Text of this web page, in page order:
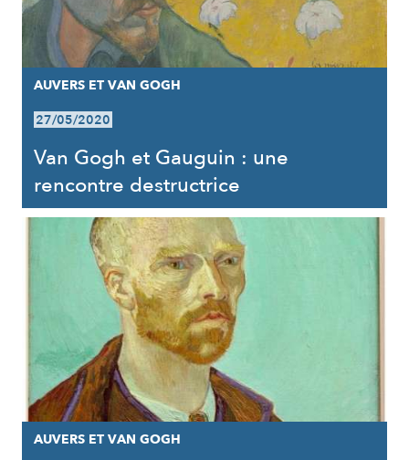
AUVERS ET VAN GOGH
27/05/2020
Van Gogh et Gauguin : une
rencontre destructrice
AUVERS ET VAN GOGH